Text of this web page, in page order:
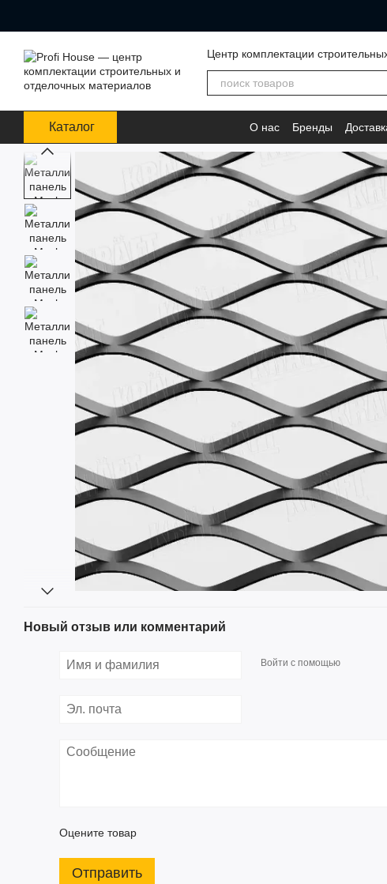
Центр комплектации
Каталог О нас Бренды
Новый отзыв или комментарий
Войти с помощью
Оцените товар
Отправить